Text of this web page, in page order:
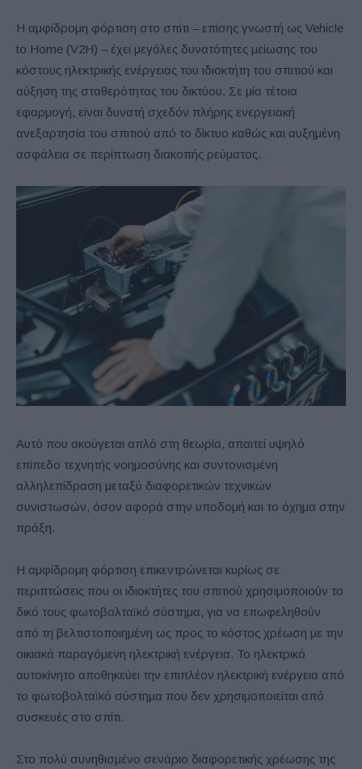
Η αμφίδρομη φόρτιση στο σπίτι – επίσης γνωστή ως Vehicle
to Home (V2H) – έχει μεγάλες δυνατότητες μείωσης του
κόστους ηλεκτρικής ενέργειας του ιδιοκτήτη του σπιτιού και
αύξηση της σταθερότητας του δικτύου. Σε μία τέτοια
εφαρμογή, είναι δυνατή σχεδόν πλήρης ενεργειακή
ανεξαρτησία του σπιτιού από το δίκτυο καθώς και αυξημένη
ασφάλεια σε περίπτωση διακοπής ρεύματος.
Αυτό που ακούγεται απλό στη θεωρία, απαιτεί υψηλό
επίπεδο τεχνητής νοημοσύνης και συντονισμένη
αλληλεπίδραση μεταξύ διαφορετικών τεχνικών
συνιστωσών, όσον αφορά στην υποδομή και το όχημα στην
πράξη.
Η αμφίδρομη φόρτιση επικεντρώνεται κυρίως σε
περιπτώσεις που οι ιδιοκτήτες του σπιτιού χρησιμοποιούν το
δικό τους φωτοβολταϊκό σύστημα, για να επωφεληθούν
από τη βελτιστοποιημένη ως προς το κόστος χρέωση με την
οικιακά παραγόμενη ηλεκτρική ενέργεια. Το ηλεκτρικό
αυτοκίνητο αποθηκεύει την επιπλέον ηλεκτρική ενέργεια από
το φωτοβολταϊκό σύστημα που δεν χρησιμοποιείται από
συσκευές στο σπίτι.
Στο πολύ συνηθισμένο σενάριο διαφορετικής χρέωσης της